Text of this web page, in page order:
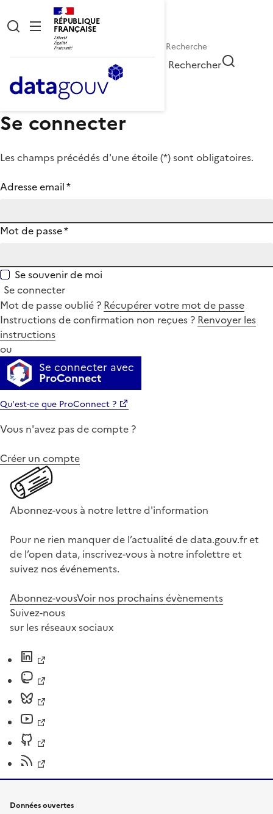
RÉPUBLIQUE
FRANÇAISE
Rechercher
Se connecter
Les champs précédés d'une étoile (*) sont obligatoires.
Adresse email*
Mot de passe*
Se souvenir de moi
Se connecter
Mot de passe oublié ? Récupérer votre mot de passe
Instructions de confirmation non reçues ? Renvoyer les
instructions
ou
Se connecter avec
ProConnect
Qu'est-ce que ProConnect ?
Vous n'avez pas de compte ?
Créer un compte
Abonnez-vous à notre lettre d'information
Pour ne rien manquer de l’actualité de data.gouv.fr et
de l’open data, inscrivez-vous à notre infolettre et
suivez nos événements.
Abonnez-vousVoir nos prochains évènements
Suivez-nous
sur les réseaux sociaux
Données ouvertes